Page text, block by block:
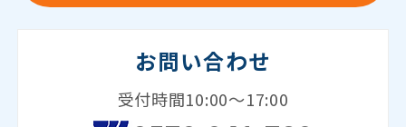
お問い合わせ
受付時間10:00～17:00